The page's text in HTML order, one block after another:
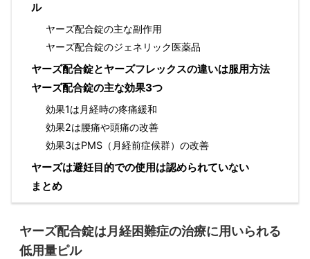
ル
ヤーズ配合錠の主な副作用
ヤーズ配合錠のジェネリック医薬品
ヤーズ配合錠とヤーズフレックスの違いは服用方法
ヤーズ配合錠の主な効果3つ
効果1は月経時の疼痛緩和
効果2は腰痛や頭痛の改善
効果3はPMS（月経前症候群）の改善
ヤーズは避妊目的での使用は認められていない
まとめ
ヤーズ配合錠は月経困難症の治療に用いられる
低用量ピル